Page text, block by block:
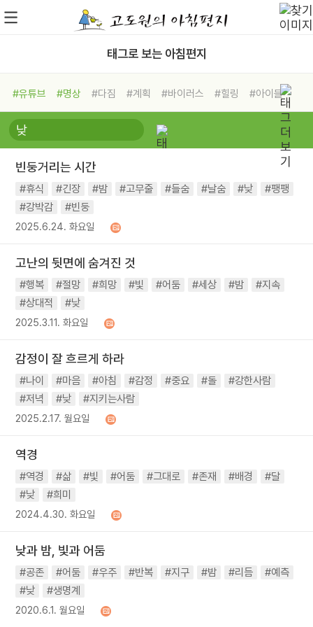
태그로 보는 아침편지
#유튜브 #명상 #다짐 #계획 #바이러스 #힐링
#아이들
#비전캠프
#독서캠프 #삶
#희망
#나눔 #친구 #링컨학교
#독서
#건강 #면역력
빈둥거리는 시간
#휴식 #긴장 #밤 #고무줄 #들숨 #날숨 #낮
#팽팽
#강박감
#빈둥
2025.6.24. 화요일
고난의 뒷면에 숨겨진 것
#행복 #절망 #희망 #빛 #어둠 #세상 #밤
#지속
#상대적
#낮
2025.3.11. 화요일
감정이 잘 흐르게 하라
#나이 #마음 #아침 #감정 #중요 #돌
#강한사람
#저녁
#낮 #지키는사람
2025.2.17. 월요일
역경
#역경 #삶 #빛 #어둠 #그대로 #존재 #배경
#달
#낮
#희미
2024.4.30. 화요일
낮과 밤, 빛과 어둠
#공존 #어둠 #우주 #반복 #지구 #밤 #리듬
#예측
#낮
#생명계
2020.6.1. 월요일